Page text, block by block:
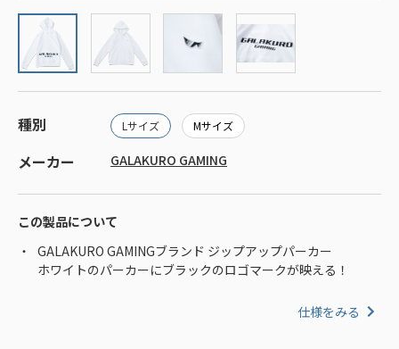
種別 Lサイズ Mサイズ
メーカー GALAKURO GAMING
この製品について
GALAKURO GAMINGブランド ジップアップパーカー
ホワイトのパーカーにブラックのロゴマークが映える！
仕様をみる